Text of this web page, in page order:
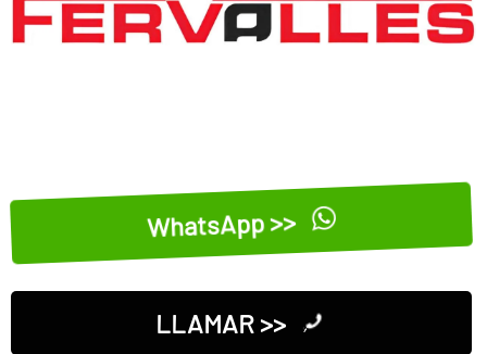
WhatsApp >>
LLAMAR >>